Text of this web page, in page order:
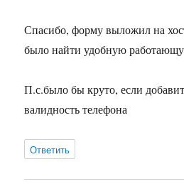
Спасибо, форму выложил на
было найти удобную
П.с.было бы круто, если
валидность телефона
Ответить